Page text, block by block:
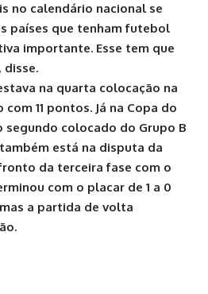
no calendário nacional se
países que tenham futebol
importante. Esse tem que
disse.
na quarta colocação na
11 pontos. Já na Copa do
segundo colocado do Grupo B
está na disputa da
da terceira fase com o
com o placar de 1 a 0
a partida de volta